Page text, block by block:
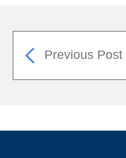
Previous Post